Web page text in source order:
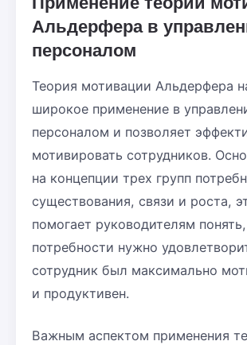
Альдерфера в
персоналом
Теория мотивации Альдерфера
широкое применение в
персоналом и позволяет
мотивировать сотрудников.
на концепции трех групп
существования, связи и роста,
помогает руководителям
потребности нужно
сотрудник был максимально
и продуктивен.
Важным аспектом применения